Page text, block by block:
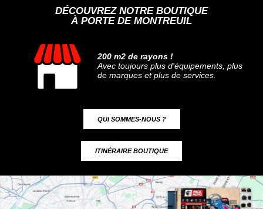
DÉCOUVREZ NOTRE BOUTIQUE
À PORTE DE MONTREUIL
200 m2 de rayons !
Avec toujours plus d'équipements, plus
de marques et plus de services.
QUI SOMMES-NOUS ?
ITINÉRAIRE BOUTIQUE